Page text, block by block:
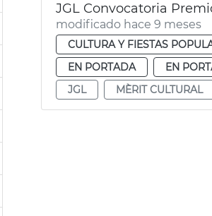
JGL Convocatoria
modificado hace 9 meses
CULTURA Y FIESTAS
EN PORTADA
EN
JGL
MÈRIT CULTURAL